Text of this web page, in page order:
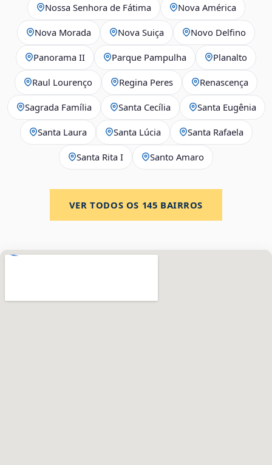
Nossa Senhora de Fátima Nova América
Nova Morada Nova Suiça Novo Delfino
Panorama II Parque Pampulha Planalto
Raul Lourenço Regina Peres Renascença
Sagrada Família Santa Cecília Santa Eugênia
Santa Laura Santa Lúcia Santa Rafaela
Santa Rita I Santo Amaro
VER TODOS OS 145 BAIRROS